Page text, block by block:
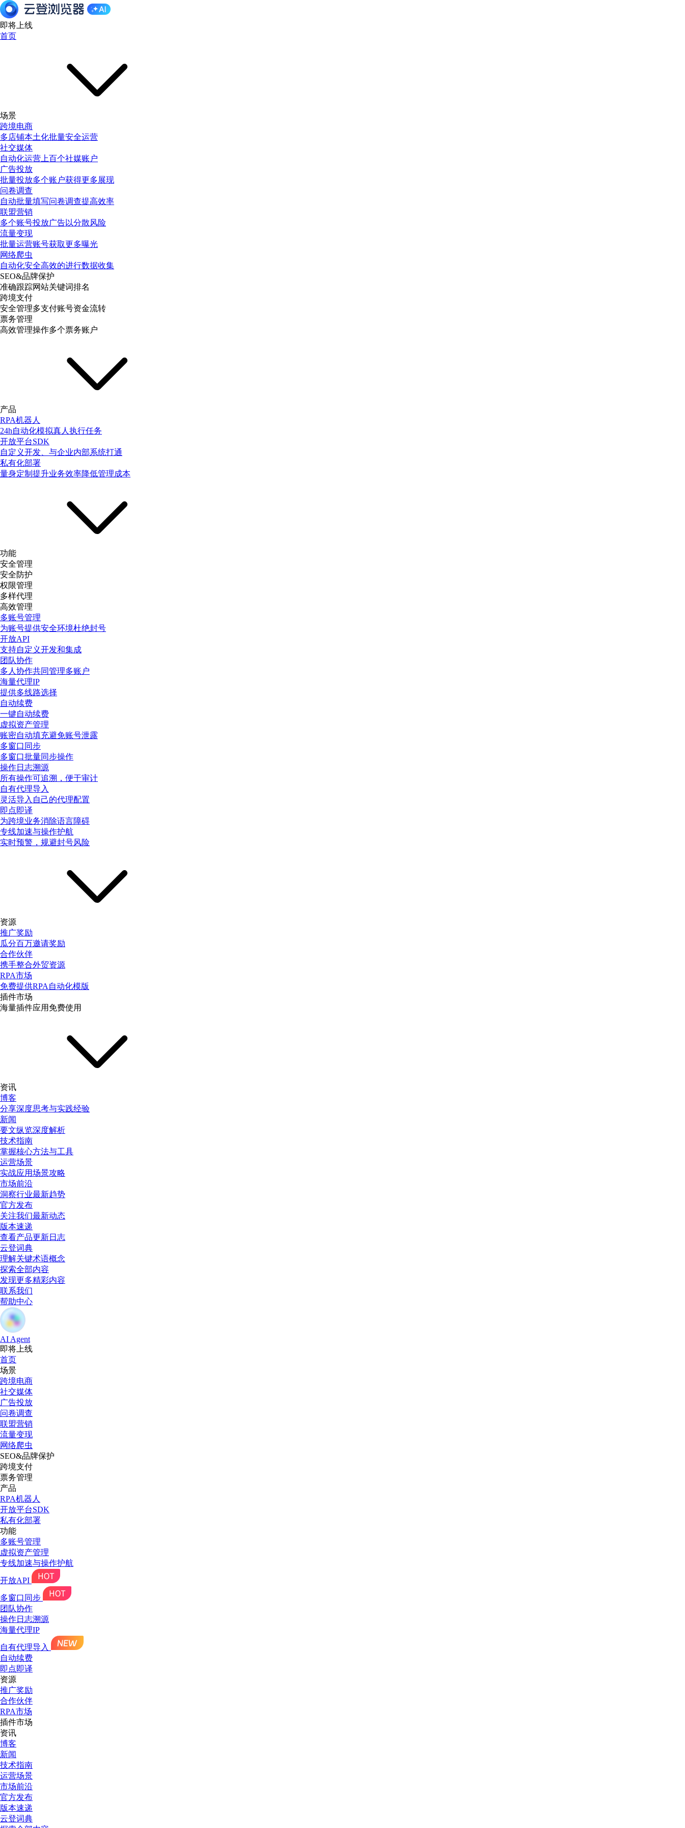
即将上线
首页
场景
跨境电商
多店铺本土化批量安全运营
社交媒体
自动化运营上百个社媒账户
广告投放
批量投放多个账户获得更多展现
问卷调查
自动批量填写问卷调查提高效率
联盟营销
多个账号投放广告以分散风险
流量变现
批量运营账号获取更多曝光
网络爬虫
自动化安全高效的进行数据收集
SEO&品牌保护
准确跟踪网站关键词排名
跨境支付
安全管理多支付账号资金流转
票务管理
高效管理操作多个票务账户
产品
RPA机器人
24h自动化模拟真人执行任务
开放平台SDK
自定义开发、与企业内部系统打通
私有化部署
量身定制提升业务效率降低管理成本
功能
安全管理
安全防护
权限管理
多样代理
高效管理
多账号管理
为账号提供安全环境杜绝封号
开放API
支持自定义开发和集成
团队协作
多人协作共同管理多账户
海量代理IP
提供多线路选择
自动续费
一键自动续费
虚拟资产管理
账密自动填充避免账号泄露
多窗口同步
多窗口批量同步操作
操作日志溯源
所有操作可追溯，便于审计
自有代理导入
灵活导入自己的代理配置
即点即译
为跨境业务消除语言障碍
专线加速与操作护航
实时预警，规避封号风险
资源
推广奖励
瓜分百万邀请奖励
合作伙伴
携手整合外贸资源
RPA市场
免费提供RPA自动化模版
插件市场
海量插件应用免费使用
资讯
博客
分享深度思考与实践经验
新闻
要文纵览深度解析
技术指南
掌握核心方法与工具
运营场景
实战应用场景攻略
市场前沿
洞察行业最新趋势
官方发布
关注我们最新动态
版本速递
查看产品更新日志
云登词典
理解关键术语概念
探索全部内容
发现更多精彩内容
联系我们
帮助中心
AI Agent
即将上线
首页
场景
跨境电商
社交媒体
广告投放
问卷调查
联盟营销
流量变现
网络爬虫
SEO&品牌保护
跨境支付
票务管理
产品
RPA机器人
开放平台SDK
私有化部署
功能
多账号管理
虚拟资产管理
专线加速与操作护航
开放API
多窗口同步
团队协作
操作日志溯源
海量代理IP
自有代理导入
自动续费
即点即译
资源
推广奖励
合作伙伴
RPA市场
插件市场
资讯
博客
新闻
技术指南
运营场景
市场前沿
官方发布
版本速递
云登词典